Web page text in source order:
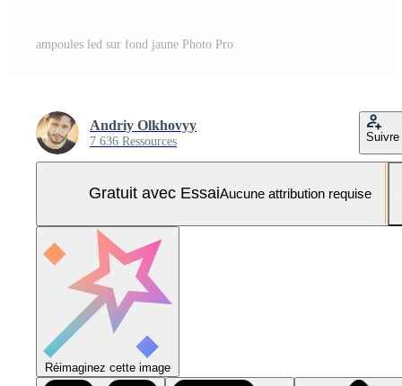
ampoules led sur fond jaune Photo Pro
Andriy Olkhovyy
7 636 Ressources Suivre
Gratuit avec EssaiAucune attribution requise
Réimaginez cette image